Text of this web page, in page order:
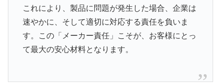
これにより、製品に問題が発生した場合、企業は
速やかに、そして適切に対応する責任を負いま
す。この「メーカー責任」こそが、お客様にとっ
て最大の安心材料となります。